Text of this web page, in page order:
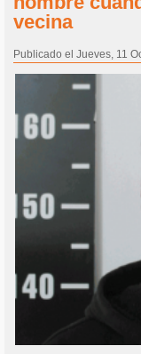
vecina
Publicado el Jueves, 11